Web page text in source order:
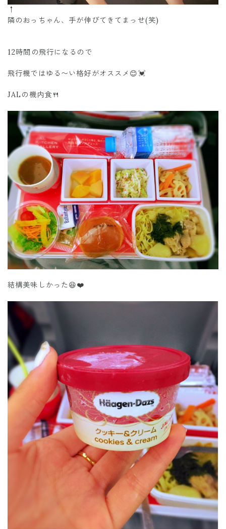
↑
隣のおっちゃん、手が伸びてきてまっせ(笑)
12時間の飛行になるので
飛行機ではゆる〜い格好がオススメ😊💓
JALの機内食🍴
結構美味しかった😆❤️